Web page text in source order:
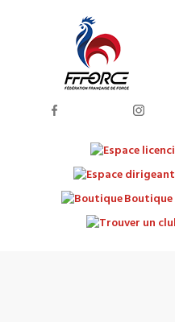
Boutique